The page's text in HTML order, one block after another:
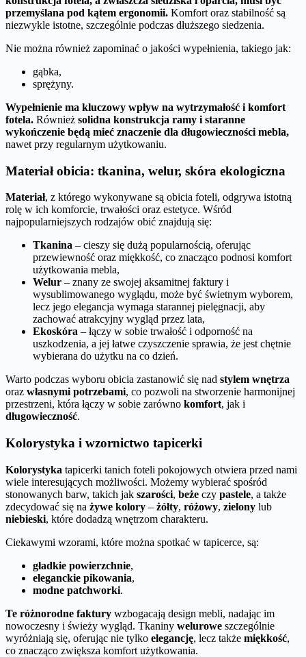
przemyślana pod kątem ergonomii. Komfort oraz stabilność są
niezwykle istotne, szczególnie podczas dłuższego siedzenia.
Nie można również zapominać o jakości wypełnienia, takiego jak:
gąbka,
sprężyny.
Wypełnienie ma kluczowy wpływ na wytrzymałość i komfort
fotela. Również solidna konstrukcja ramy i staranne
wykończenie będą mieć znaczenie dla długowieczności mebla,
nawet przy regularnym użytkowaniu.
Materiał obicia: tkanina, welur, skóra ekologiczna
Materiał, z którego wykonywane są obicia foteli, odgrywa istotną
rolę w ich komforcie, trwałości oraz estetyce. Wśród
najpopularniejszych rodzajów obić znajdują się:
Tkanina – cieszy się dużą popularnością, oferując
przewiewność oraz miękkość, co znacząco podnosi komfort
użytkowania mebla,
Welur – znany ze swojej aksamitnej faktury i
wysublimowanego wyglądu, może być świetnym wyborem,
lecz jego elegancja wymaga starannej pielęgnacji, aby
zachować atrakcyjny wygląd przez lata,
Ekoskóra – łączy w sobie trwałość i odporność na
uszkodzenia, a jej łatwe czyszczenie sprawia, że jest chętnie
wybierana do użytku na co dzień.
Warto podczas wyboru obicia zastanowić się nad stylem wnętrza
oraz własnymi potrzebami, co pozwoli na stworzenie harmonijnej
przestrzeni, która łączy w sobie zarówno komfort, jak i
długowieczność.
Kolorystyka i wzornictwo tapicerki
Kolorystyka tapicerki tanich foteli pokojowych otwiera przed nami
wiele interesujących możliwości. Możemy wybierać spośród
stonowanych barw, takich jak szarości, beże czy pastele, a także
zdecydować się na żywe kolory – żółty, różowy, zielony lub
niebieski, które dodadzą wnętrzom charakteru.
Ciekawymi wzorami, które można spotkać w tapicerce, są:
gładkie powierzchnie,
eleganckie pikowania,
modne patchworki.
Te różnorodne faktury wzbogacają design mebli, nadając im
nowoczesny i świeży wygląd. Tkaniny welurowe szczególnie
wyróżniają się, oferując nie tylko elegancję, lecz także miękkość,
co znacząco zwiększa komfort użytkowania.